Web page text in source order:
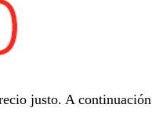
justo. A